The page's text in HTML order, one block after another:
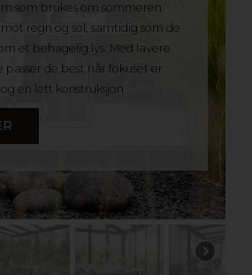
som brukes om sommeren.
regn og sol, samtidig som de
et behagelig lys. Med lavere
passer de best når fokuset er
en lett konstruksjon.